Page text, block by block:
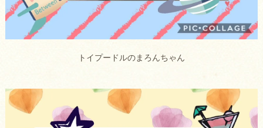
トイプードルのまろんちゃん